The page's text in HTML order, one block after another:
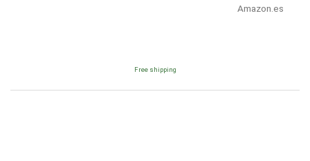
Amazon.es
Free shipping